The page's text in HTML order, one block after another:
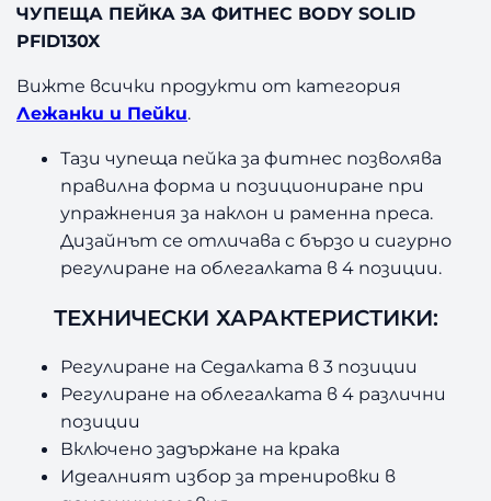
Т
Н
С
B
ЧУПЕЩА ПЕЙКА ЗА ФИТНЕС BODY SOLID
PFID130X
Вижте всички продукти от категория
Лежанки и Пейки.
Тази чупеща пейка за фитнес позволява
правилна форма и позициониране при
упражнения за наклон и раменна преса.
Дизайнът се отличава с бързо и сигурно
регулиране на облегалката в 4 позиции.
ТЕХНИЧЕСКИ ХАРАКТЕРИСТИКИ:
Регулиране на Седалката в 3 позиции
Регулиране на облегалката в 4 различни
позиции
Включено задържане на крака
Идеалният избор за тренировки в